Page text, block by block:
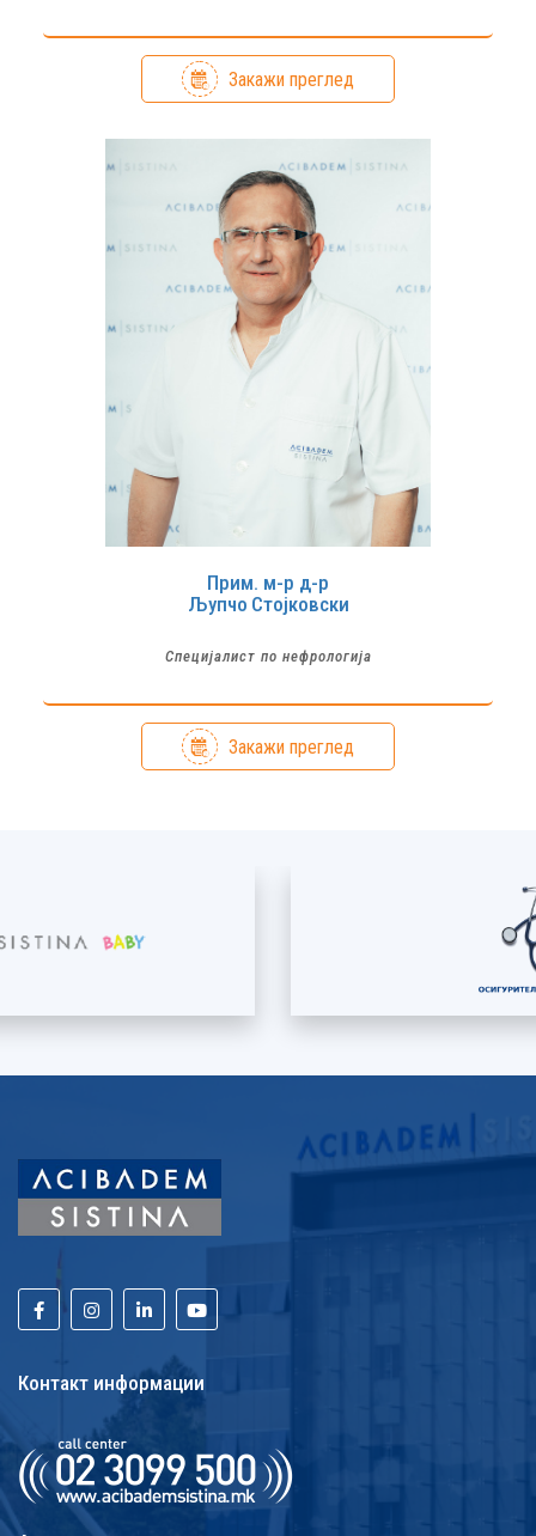
Закажи преглед
Прим. м-р д-р
Љупчо Стојковски
Специјалист по нефрологија
Закажи преглед
Контакт информации